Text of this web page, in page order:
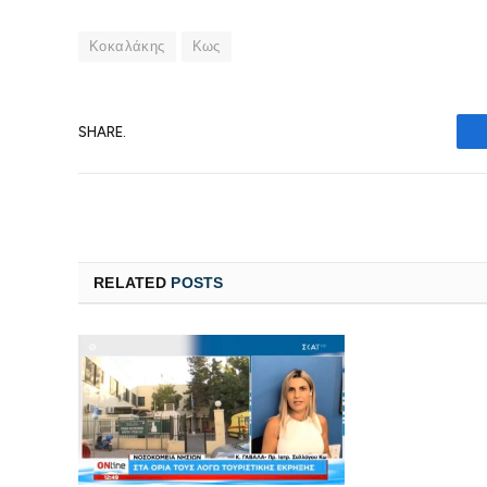
Κοκαλάκης Κως
SHARE.
RELATED POSTS